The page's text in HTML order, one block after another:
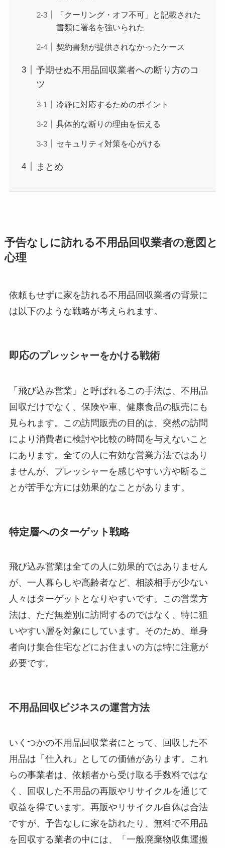
「クーリング・オフ不可」と記載された
書類に署名を強いられた
契約書類が提供されなかったケース
予期せぬ不用品回収業者への断り方のコ
ツ
冷静に対応するためのポイント
具体的な断りの理由を伝える
セキュリティ対策を心がける
まとめ
予告なしに訪れる不用品回収業者の意図と
心理
依頼もせずに家を訪れる不用品回収業者の背景に
は以下のような戦略が考えられます。
即応のプレッシャーをかける戦術
「飛び込み営業」と呼ばれるこの手法は、不用品
回収だけでなく、保険や車、健康食品の販売にも
見られます。この訪問販売の目的は、突然の訪問
により消費者に検討や比較の時間を与えないこと
にあります。全ての人に有効な営業方法ではあり
ませんが、プレッシャーを感じやすい方や断るこ
とが苦手な方には効果的なことがあります。
特定層へのターゲット戦略
飛び込み営業は全ての人に効果的ではありません
が、一人暮らしや高齢者など、相談相手が少ない
人々はターゲットとなりやすいです。この営業方
法は、ただ無差別に訪問するのではなく、特に狙
いやすい層を対象にしています。そのため、単身
者向け集合住宅などにお住まいの方は特に注意が
必要です。
不用品回収ビジネスの運営方法
いくつかの不用品回収業者にとって、回収した不
用品は「仕入れ」としての価値があります。これ
らの事業者は、依頼者から受け取る手数料ではな
く、回収した不用品の再販やリサイクルを通じて
収益を得ています。再販やリサイクル自体は合法
ですが、予告なしに家を訪れたり、無料で不用品
を回収する業者の中には、「一般廃棄物収集運搬